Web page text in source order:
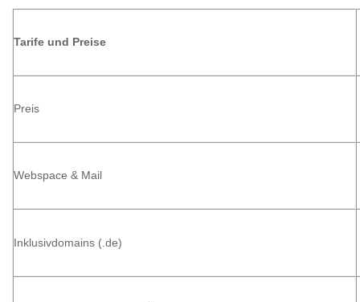
Tarife und Preise
Preis
Webspace & Mail
Inklusivdomains (.de)